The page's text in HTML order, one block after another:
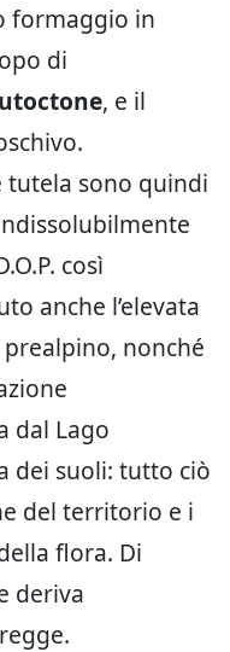
formaggio in
di
, e il
tutela sono quindi
così
anche l’elevata
nonché
dal Lago
dei suoli: tutto ciò
del territorio e i
flora. Di
deriva